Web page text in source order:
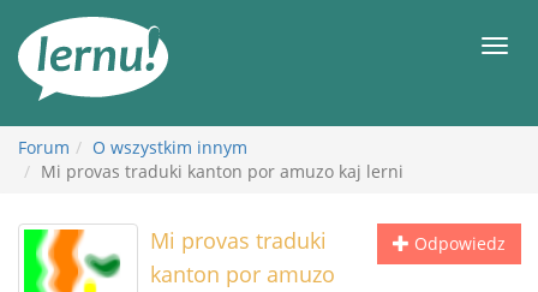
Forum
O wszystkim innym
Mi provas traduki kanton por amuzo kaj lerni
Odpowiedz
Mi provas traduki
kanton por amuzo